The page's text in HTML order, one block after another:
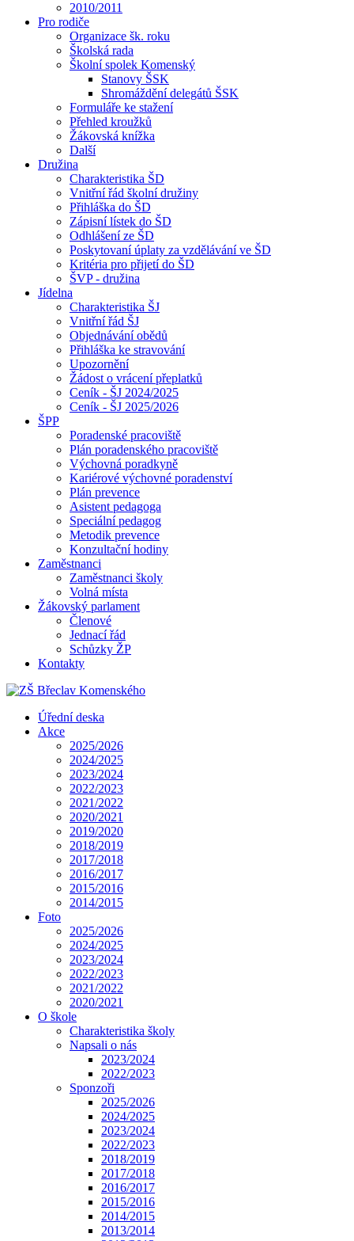
2010/2011
Pro rodiče
Organizace šk. roku
Školská rada
Školní spolek Komenský
Stanovy ŠSK
Shromáždění delegátů ŠSK
Formuláře ke stažení
Přehled kroužků
Žákovská knížka
Další
Družina
Charakteristika ŠD
Vnitřní řád školní družiny
Přihláška do ŠD
Zápisní lístek do ŠD
Odhlášení ze ŠD
Poskytovaní úplaty za vzdělávání ve ŠD
Kritéria pro přijetí do ŠD
ŠVP - družina
Jídelna
Charakteristika ŠJ
Vnitřní řád ŠJ
Objednávání obědů
Přihláška ke stravování
Upozornění
Žádost o vrácení přeplatků
Ceník - ŠJ 2024/2025
Ceník - ŠJ 2025/2026
ŠPP
Poradenské pracoviště
Plán poradenského pracoviště
Výchovná poradkyně
Kariérové výchovné poradenství
Plán prevence
Asistent pedagoga
Speciální pedagog
Metodik prevence
Konzultační hodiny
Zaměstnanci
Zaměstnanci školy
Volná místa
Žákovský parlament
Členové
Jednací řád
Schůzky ŽP
Kontakty
Úřední deska
Akce
2025/2026
2024/2025
2023/2024
2022/2023
2021/2022
2020/2021
2019/2020
2018/2019
2017/2018
2016/2017
2015/2016
2014/2015
Foto
2025/2026
2024/2025
2023/2024
2022/2023
2021/2022
2020/2021
O škole
Charakteristika školy
Napsali o nás
2023/2024
2022/2023
Sponzoři
2025/2026
2024/2025
2023/2024
2022/2023
2018/2019
2017/2018
2016/2017
2015/2016
2014/2015
2013/2014